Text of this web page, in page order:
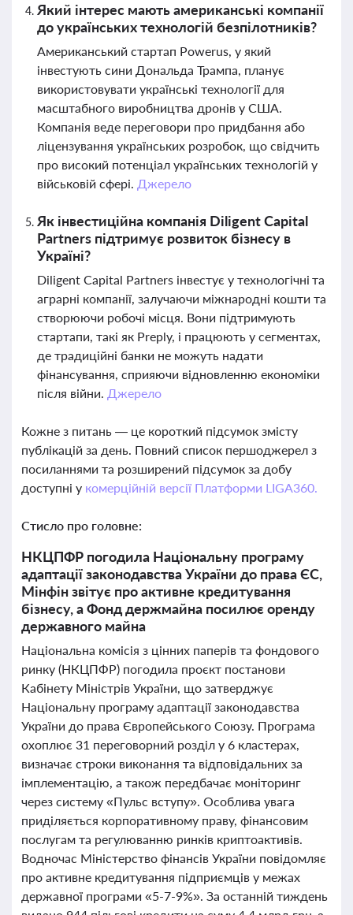
Який інтерес мають американські компанії
до українських технологій безпілотників?
Американський стартап Powerus, у який
інвестують сини Дональда Трампа, планує
використовувати українські технології для
масштабного виробництва дронів у США.
Компанія веде переговори про придбання або
ліцензування українських розробок, що свідчить
про високий потенціал українських технологій у
військовій сфері. Джерело
Як інвестиційна компанія Diligent Capital
Partners підтримує розвиток бізнесу в
Україні?
Diligent Capital Partners інвестує у технологічні та
аграрні компанії, залучаючи міжнародні кошти та
створюючи робочі місця. Вони підтримують
стартапи, такі як Preply, і працюють у сегментах,
де традиційні банки не можуть надати
фінансування, сприяючи відновленню економіки
після війни. Джерело
Кожне з питань — це короткий підсумок змісту
публікацій за день. Повний список першоджерел з
посиланнями та розширений підсумок за добу
доступні у комерційній версії Платформи LIGA360.
Стисло про головне:
НКЦПФР погодила Національну програму
адаптації законодавства України до права ЄС,
Мінфін звітує про активне кредитування
бізнесу, а Фонд держмайна посилює оренду
державного майна
Національна комісія з цінних паперів та фондового
ринку (НКЦПФР) погодила проєкт постанови
Кабінету Міністрів України, що затверджує
Національну програму адаптації законодавства
України до права Європейського Союзу. Програма
охоплює 31 переговорний розділ у 6 кластерах,
визначає строки виконання та відповідальних за
імплементацію, а також передбачає моніторинг
через систему «Пульс вступу». Особлива увага
приділяється корпоративному праву, фінансовим
послугам та регулюванню ринків криптоактивів.
Водночас Міністерство фінансів України повідомляє
про активне кредитування підприємців у межах
державної програми «5-7-9%». За останній тиждень